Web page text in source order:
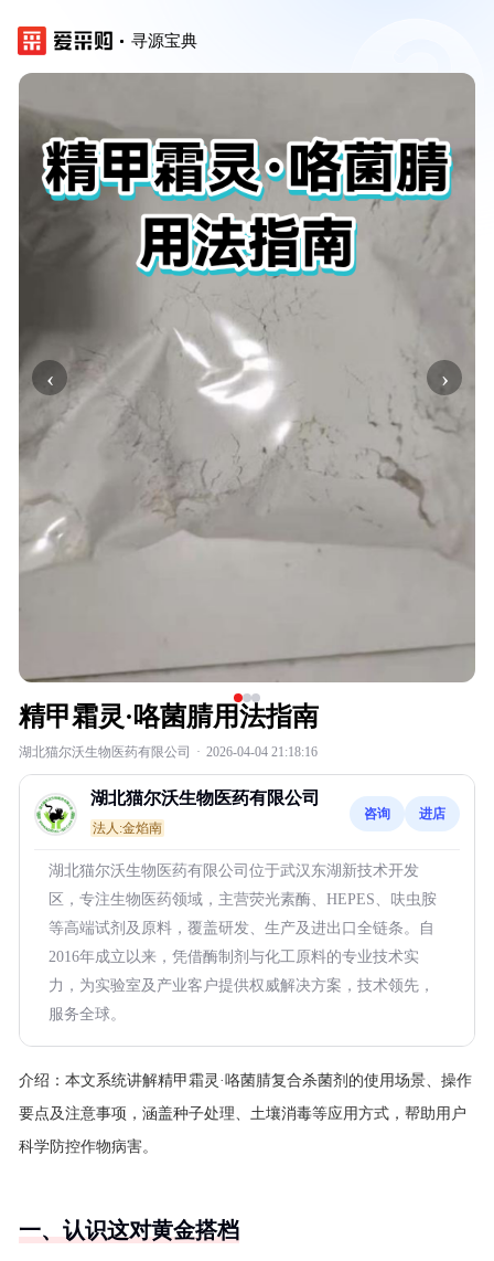
寻源宝典
‹ ›
精甲霜灵·咯菌腈用法指南
湖北猫尔沃生物医药有限公司 · 2026-04-04 21:18:16
湖北猫尔沃生物医药有限公司
法人:金焰南
咨询 进店
湖北猫尔沃生物医药有限公司位于武汉东湖新技术开发
区，专注生物医药领域，主营荧光素酶、HEPES、呋虫胺
等高端试剂及原料，覆盖研发、生产及进出口全链条。自
2016年成立以来，凭借酶制剂与化工原料的专业技术实
力，为实验室及产业客户提供权威解决方案，技术领先，
服务全球。
介绍： 本文系统讲解精甲霜灵·咯菌腈复合杀菌剂的使用场景、操作
要点及注意事项，涵盖种子处理、土壤消毒等应用方式，帮助用户
科学防控作物病害。
一、认识这对黄金搭档